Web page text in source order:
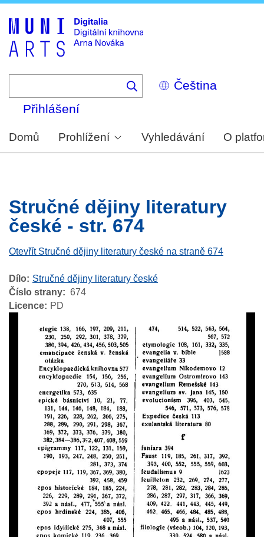
Select
your
Přihlášení
Domů Prohlížení Vyhledávání O
Stručné dějiny literatury
české - str. 674
Otevřít Stručné dějiny literatury české na straně 674
Dílo
Stručné dějiny literatury české
Číslo strany
674
Licence
PD